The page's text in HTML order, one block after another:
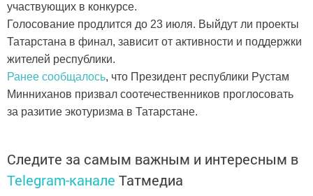
участвующих в конкурсе.
Голосование продлится до 23 июля. Выйдут ли проекты
Татарстана в финал, зависит от активности и поддержки
жителей республики.
Ранее сообщалось, что Президент республики Рустам
Минниханов призвал соотечественников проглосовать
за разитие экотуризма в Татарстане.
Следите за самым важным и интересным в
Telegram-канале Татмедиа